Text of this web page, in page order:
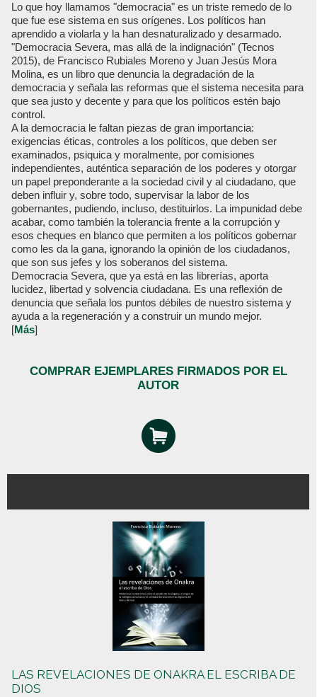
Lo que hoy llamamos "democracia" es un triste remedo de lo
que fue ese sistema en sus orígenes. Los políticos han
aprendido a violarla y la han desnaturalizado y desarmado.
"Democracia Severa, mas allá de la indignación" (Tecnos
2015), de Francisco Rubiales Moreno y Juan Jesús Mora
Molina, es un libro que denuncia la degradación de la
democracia y señala las reformas que el sistema necesita para
que sea justo y decente y para que los políticos estén bajo
control.
A la democracia le faltan piezas de gran importancia:
exigencias éticas, controles a los políticos, que deben ser
examinados, psiquica y moralmente, por comisiones
independientes, auténtica separación de los poderes y otorgar
un papel preponderante a la sociedad civil y al ciudadano, que
deben influir y, sobre todo, supervisar la labor de los
gobernantes, pudiendo, incluso, destituirlos. La impunidad debe
acabar, como también la tolerancia frente a la corrupción y
esos cheques en blanco que permiten a los políticos gobernar
como les da la gana, ignorando la opinión de los ciudadanos,
que son sus jefes y los soberanos del sistema.
Democracia Severa, que ya está en las librerías, aporta
lucidez, libertad y solvencia ciudadana. Es una reflexión de
denuncia que señala los puntos débiles de nuestro sistema y
ayuda a la regeneración y a construir un mundo mejor.
[Más]
COMPRAR EJEMPLARES FIRMADOS POR EL
AUTOR
LAS REVELACIONES DE ONAKRA EL ESCRIBA DE
DIOS